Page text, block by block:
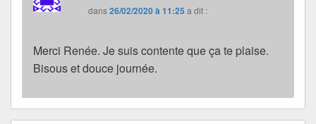
dans26/02/2020 à 11:25 a dit :
Merci Renée. Je suis contente que ça te plaise.
Bisous et douce journée.